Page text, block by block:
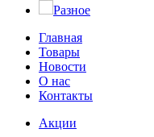
Разное
Главная
Товары
Новости
О нас
Контакты
Акции